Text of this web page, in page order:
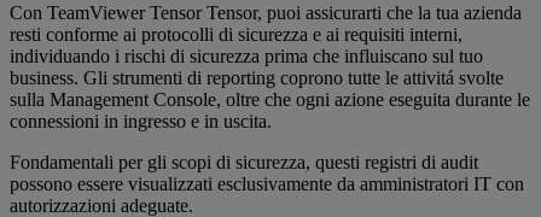
Con TeamViewer Tensor Tensor, puoi assicurarti che la tua azienda
resti conforme ai protocolli di sicurezza e ai requisiti interni,
individuando i rischi di sicurezza prima che influiscano sul tuo
business. Gli strumenti di reporting coprono tutte le attivitá svolte
sulla Management Console, oltre che ogni azione eseguita durante le
connessioni in ingresso e in uscita.
Fondamentali per gli scopi di sicurezza, questi registri di audit
possono essere visualizzati esclusivamente da amministratori IT con
autorizzazioni adeguate.